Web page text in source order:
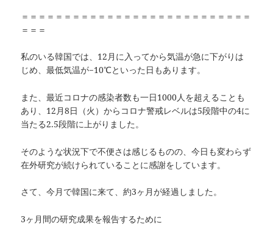
＝＝＝＝＝＝＝＝＝＝＝＝＝＝＝＝＝＝＝＝＝＝＝＝＝＝＝
＝＝＝
私のいる韓国では、12月に入ってから気温が急に下がりは
じめ、最低気温が−10℃といった日もあります。
また、最近コロナの感染者数も一日1000人を超えることも
あり、12月8日（火）からコロナ警戒レベルは5段階中の4に
当たる2.5段階に上がりました。
そのような状況下で不便さは感じるものの、今日も変わらず
在外研究が続けられていることに感謝をしています。
さて、今月で韓国に来て、約3ヶ月が経過しました。
3ヶ月間の研究成果を報告するために